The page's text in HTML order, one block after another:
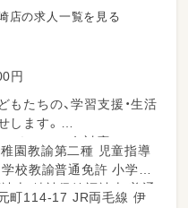
店の求人一覧を見る
円
たちの、学習支援・生活
します。
つき２～３名対応
シ！子育て中のスタッフ
）JR両毛線 伊